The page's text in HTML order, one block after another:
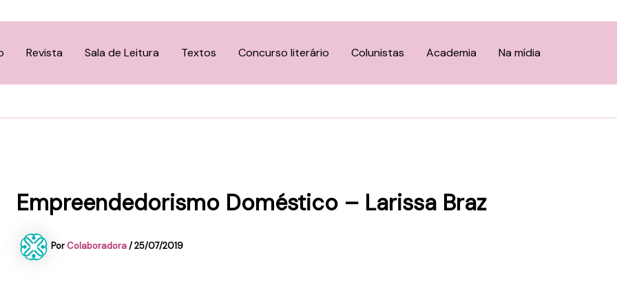
Revista Sala de Leitura Textos Concurso literário Colunistas Academia Na mídia
Empreendedorismo Doméstico – Larissa Braz
PorColaboradora/25/07/2019